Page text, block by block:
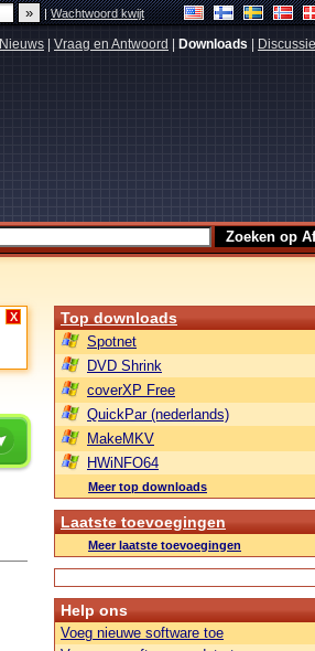
|Wachtwoord kwijt
Nieuws Vraag en Antwoord Downloads Discussie
X Top downloads
Spotnet
DVD Shrink
coverXP Free
QuickPar (nederlands)
MakeMKV
HWiNFO64
Meer top downloads
Laatste toevoegingen
Meer laatste toevoegingen
Help ons
Voeg nieuwe software toe